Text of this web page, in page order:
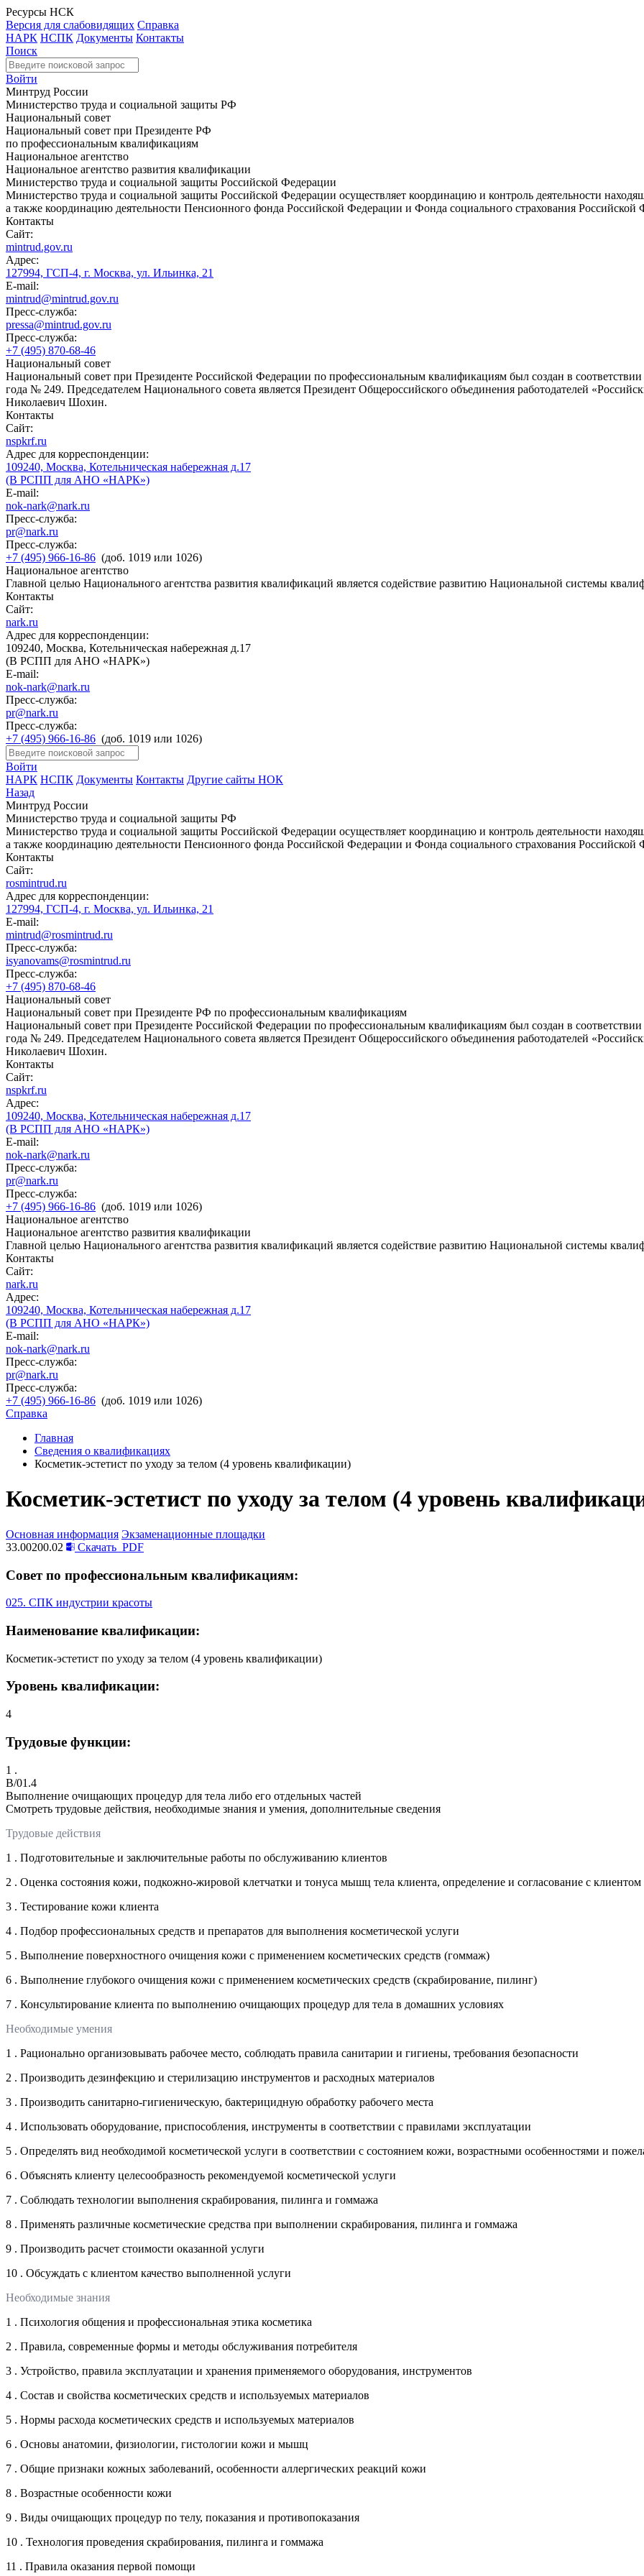
Ресурсы НСК
Версия для слабовидящих Справка
НАРК НСПК Документы Контакты
Поиск
Войти
Минтруд России
Министерство труда и социальной защиты РФ
Национальный совет
Национальный совет при Президенте РФ
по профессиональным квалификациям
Национальное агентство
Национальное агентство развития квалификации
Министерство труда и социальной защиты Российской Федерации
Министерство труда и социальной защиты Российской Федерации осуществляет координацию и контроль деятельности
а также координацию деятельности Пенсионного фонда Российской Федерации и Фонда социального страхования Российской
Контакты
Сайт:
mintrud.gov.ru
Адрес:
127994, ГСП-4, г. Москва, ул. Ильинка, 21
E-mail:
mintrud@mintrud.gov.ru
Пресс-служба:
pressa@mintrud.gov.ru
Пресс-служба:
+7 (495) 870-68-46
Национальный совет
Национальный совет при Президенте Российской Федерации по профессиональным квалификациям был создан в
года № 249. Председателем Национального совета является Президент Общероссийского объединения работодателей
Николаевич Шохин.
Контакты
Сайт:
nspkrf.ru
Адрес для корреспонденции:
109240, Москва, Котельническая набережная д.17
(В РСПП для АНО «НАРК»)
E-mail:
nok-nark@nark.ru
Пресс-служба:
pr@nark.ru
Пресс-служба:
+7 (495) 966-16-86 (доб. 1019 или 1026)
Национальное агентство
Главной целью Национального агентства развития квалификаций является содействие развитию Национальной системы
Контакты
Сайт:
nark.ru
Адрес для корреспонденции:
109240, Москва, Котельническая набережная д.17
(В РСПП для АНО «НАРК»)
E-mail:
nok-nark@nark.ru
Пресс-служба:
pr@nark.ru
Пресс-служба:
+7 (495) 966-16-86 (доб. 1019 или 1026)
Войти
НАРК НСПК Документы Контакты Другие сайты НОК
Назад
Минтруд России
Министерство труда и социальной защиты РФ
Министерство труда и социальной защиты Российской Федерации осуществляет координацию и контроль деятельности
а также координацию деятельности Пенсионного фонда Российской Федерации и Фонда социального страхования Российской
Контакты
Сайт:
rosmintrud.ru
Адрес для корреспонденции:
127994, ГСП-4, г. Москва, ул. Ильинка, 21
E-mail:
mintrud@rosmintrud.ru
Пресс-служба:
isyanovams@rosmintrud.ru
Пресс-служба:
+7 (495) 870-68-46
Национальный совет
Национальный совет при Президенте РФ по профессиональным квалификациям
Национальный совет при Президенте Российской Федерации по профессиональным квалификациям был создан в
года № 249. Председателем Национального совета является Президент Общероссийского объединения работодателей
Николаевич Шохин.
Контакты
Сайт:
nspkrf.ru
Адрес:
109240, Москва, Котельническая набережная д.17
(В РСПП для АНО «НАРК»)
E-mail:
nok-nark@nark.ru
Пресс-служба:
pr@nark.ru
Пресс-служба:
+7 (495) 966-16-86 (доб. 1019 или 1026)
Национальное агентство
Национальное агентство развития квалификации
Главной целью Национального агентства развития квалификаций является содействие развитию Национальной системы
Контакты
Сайт:
nark.ru
Адрес:
109240, Москва, Котельническая набережная д.17
(В РСПП для АНО «НАРК»)
E-mail:
nok-nark@nark.ru
Пресс-служба:
pr@nark.ru
Пресс-служба:
+7 (495) 966-16-86 (доб. 1019 или 1026)
Справка
Главная
Сведения о квалификациях
Косметик-эстетист по уходу за телом (4 уровень квалификации)
Косметик-эстетист по уходу за телом (4 уровень
Основная информация Экзаменационные площадки
33.00200.02
Скачать PDF
Совет по профессиональным квалификациям:
025. СПК индустрии красоты
Наименование квалификации:
Косметик-эстетист по уходу за телом (4 уровень квалификации)
Уровень квалификации:
4
Трудовые функции:
1 .
B/01.4
Выполнение очищающих процедур для тела либо его отдельных частей
Смотреть трудовые действия, необходимые знания и умения, дополнительные сведения
Трудовые действия
1 . Подготовительные и заключительные работы по обслуживанию клиентов
2 . Оценка состояния кожи, подкожно-жировой клетчатки и тонуса мышц тела клиента, определение и согласование с
3 . Тестирование кожи клиента
4 . Подбор профессиональных средств и препаратов для выполнения косметической услуги
5 . Выполнение поверхностного очищения кожи с применением косметических средств (гоммаж)
6 . Выполнение глубокого очищения кожи с применением косметических средств (скрабирование, пилинг)
7 . Консультирование клиента по выполнению очищающих процедур для тела в домашних условиях
Необходимые умения
1 . Рационально организовывать рабочее место, соблюдать правила санитарии и гигиены, требования безопасности
2 . Производить дезинфекцию и стерилизацию инструментов и расходных материалов
3 . Производить санитарно-гигиеническую, бактерицидную обработку рабочего места
4 . Использовать оборудование, приспособления, инструменты в соответствии с правилами эксплуатации
5 . Определять вид необходимой косметической услуги в соответствии с состоянием кожи, возрастными особенностями и
6 . Объяснять клиенту целесообразность рекомендуемой косметической услуги
7 . Соблюдать технологии выполнения скрабирования, пилинга и гоммажа
8 . Применять различные косметические средства при выполнении скрабирования, пилинга и гоммажа
9 . Производить расчет стоимости оказанной услуги
10 . Обсуждать с клиентом качество выполненной услуги
Необходимые знания
1 . Психология общения и профессиональная этика косметика
2 . Правила, современные формы и методы обслуживания потребителя
3 . Устройство, правила эксплуатации и хранения применяемого оборудования, инструментов
4 . Состав и свойства косметических средств и используемых материалов
5 . Нормы расхода косметических средств и используемых материалов
6 . Основы анатомии, физиологии, гистологии кожи и мышц
7 . Общие признаки кожных заболеваний, особенности аллергических реакций кожи
8 . Возрастные особенности кожи
9 . Виды очищающих процедур по телу, показания и противопоказания
10 . Технология проведения скрабирования, пилинга и гоммажа
11 . Правила оказания первой помощи